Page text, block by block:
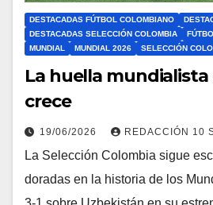
DESTACADAS FÚTBOL COLOMBIANO
DESTACADAS SELECCIÓN COLOMBIA
MUNDIAL
MUNDIAL 2026 SELECCIÓN
La huella mundialista
crece
19/06/2026 REDACCIÓN 10
La Selección Colombia sigue
doradas en la historia de los